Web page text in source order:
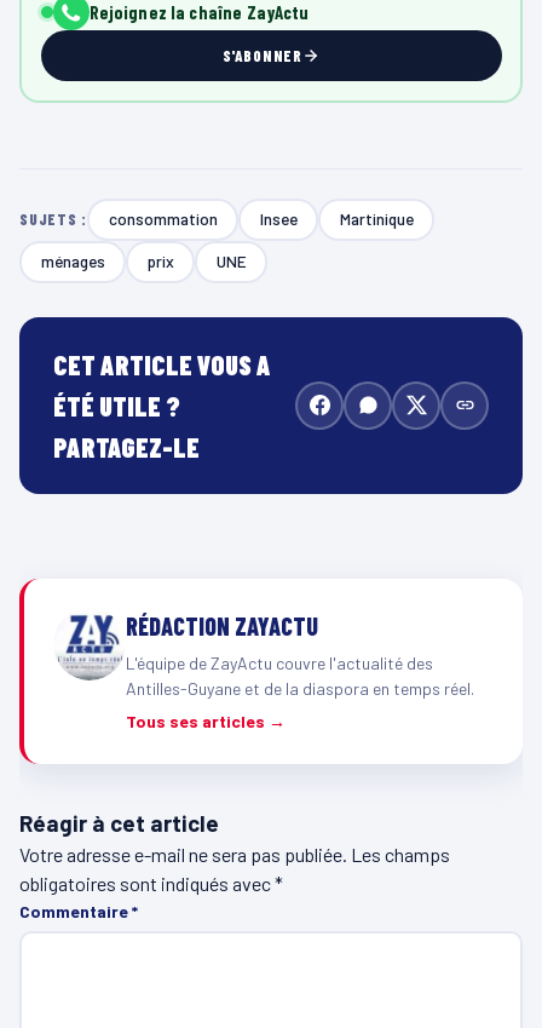
Rejoignez la chaîne ZayActu
S'ABONNER
SUJETS : consommation Insee Martinique
ménages prix UNE
CET ARTICLE VOUS A
ÉTÉ UTILE ?
PARTAGEZ-LE
RÉDACTION ZAYACTU
L'équipe de ZayActu couvre l'actualité des
Antilles-Guyane et de la diaspora en temps réel.
Tous ses articles →
Réagir à cet article
Votre adresse e-mail ne sera pas publiée. Les champs
obligatoires sont indiqués avec*
Commentaire*